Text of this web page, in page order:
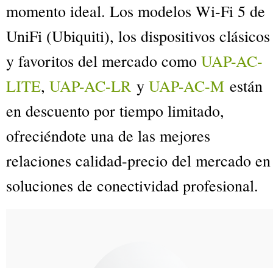
momento ideal. Los modelos Wi-Fi 5 de
UniFi (Ubiquiti), los dispositivos clásicos
y favoritos del mercado como UAP-AC-
LITE, UAP-AC-LR y UAP-AC-M están
en descuento por tiempo limitado,
ofreciéndote una de las mejores
relaciones calidad-precio del mercado en
soluciones de conectividad profesional.